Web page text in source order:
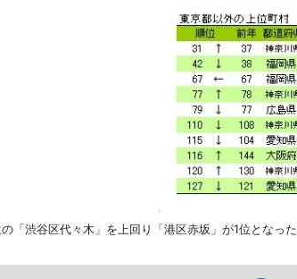
「渋谷区代々木」を上回り「港区赤坂」が1位となった